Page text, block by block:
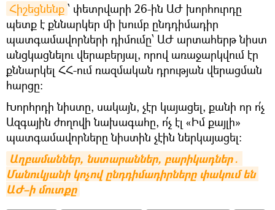
Հիշեցնենք ՝ փետրվարի 26-ին ԱԺ խորհուրդը
պետք է քննարկեր մի խումբ ընդդիմադիր
պատգամավորների դիմումը՝ ԱԺ արտահերթ նիստ
անցկացնելու վերաբերյալ, որով առաջարկվում էր
քննարկել ՀՀ-ում ռազմական դրության վերացման
հարցը։
Խորհրդի նիստը, սակայն, չէր կայացել, քանի որ ո՛չ
Ազգային ժողովի նախագահը, ո՛չ էլ «Իմ քայլի»
պատգամավորները նիստին չէին ներկայացել։
Աղբամաններ, նստարաններ, բարիկադներ․
Մանուկյանի կոչով ընդդիմադիրները փակում են
ԱԺ–ի մուտքը